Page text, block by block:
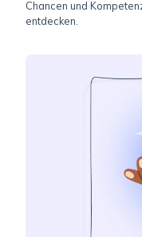
Chancen und
entdecken.